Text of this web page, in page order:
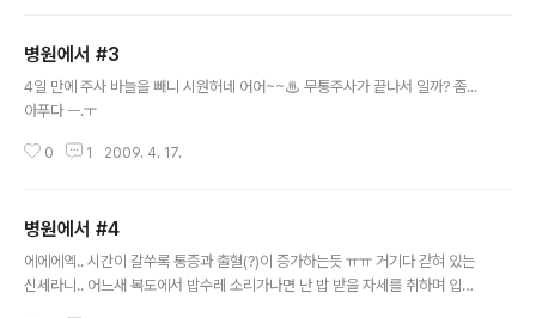
병원에서 #3
4일 만에 주사 바늘을 빼니 시원허네 어어~~♨ 무통주사가 끝나서 일까? 좀...
아푸다 ㅡ.ㅜ
0 1 2009. 4. 17.
병원에서 #4
에에에엑.. 시간이 갈쑤록 통증과 출혈(?)이 증가하는듯 ㅠㅠ 거기다 갇혀 있는
신세라니.. 어느새 복도에서 밥수레 소리가나면 난 밥 받을 자세를 취하며 입맛